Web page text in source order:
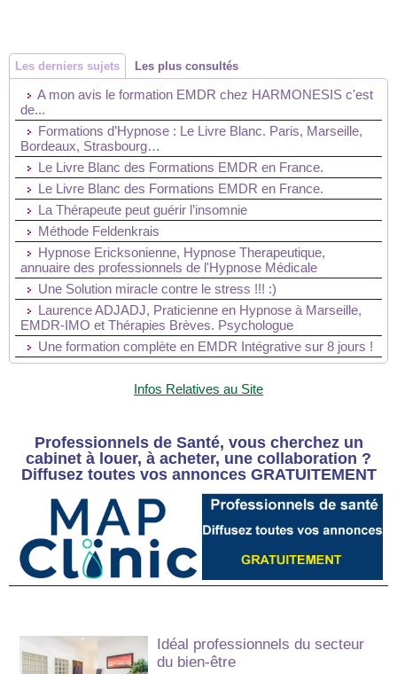
Les derniers sujets Les plus consultés
A mon avis le formation EMDR chez HARMONESIS c'est
de...
Formations d’Hypnose : Le Livre Blanc. Paris, Marseille,
Bordeaux, Strasbourg…
Le Livre Blanc des Formations EMDR en France.
Le Livre Blanc des Formations EMDR en France.
La Thérapeute peut guérir l’insomnie
Méthode Feldenkrais
Hypnose Ericksonienne, Hypnose Therapeutique,
annuaire des professionnels de l'Hypnose Médicale
Une Solution miracle contre le stress !!! :)
Laurence ADJADJ, Praticienne en Hypnose à Marseille,
EMDR-IMO et Thérapies Brèves. Psychologue
Une formation complète en EMDR Intégrative sur 8 jours !
Infos Relatives au Site
Professionnels de Santé, vous cherchez un
cabinet à louer, à acheter, une collaboration ?
Diffusez toutes vos annonces GRATUITEMENT
Idéal professionnels du secteur
du bien-être